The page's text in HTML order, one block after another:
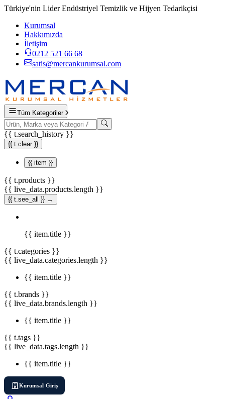
Türkiye'nin Lider Endüstriyel Temizlik ve Hijyen Tedarikçisi
Kurumsal
Hakkımızda
İletişim
0212 521 66 68
satis@mercankurumsal.com
Tüm Kategoriler
{{ t.search_history }}
{{ t.clear }}
{{ item }}
{{ t.products }}
{{ live_data.products.length }}
{{ t.see_all }} →
{{ item.title }}
{{ t.categories }}
{{ live_data.categories.length }}
{{ item.title }}
{{ t.brands }}
{{ live_data.brands.length }}
{{ item.title }}
{{ t.tags }}
{{ live_data.tags.length }}
{{ item.title }}
Kurumsal Giriş